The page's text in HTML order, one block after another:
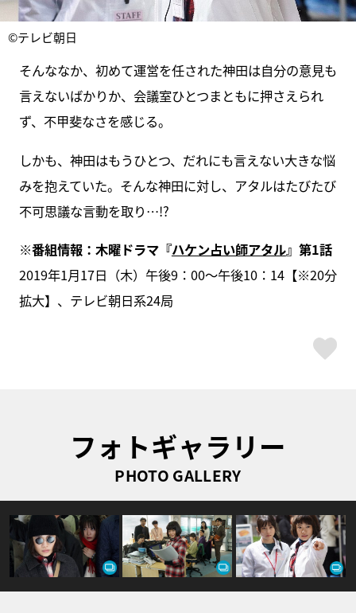
©テレビ朝日
そんななか、初めて運営を任された神田は自分の意見も
言えないばかりか、会議室ひとつまともに押さえられ
ず、不甲斐なさを感じる。
しかも、神田はもうひとつ、だれにも言えない大きな悩
みを抱えていた。そんな神田に対し、アタルはたびたび
不可思議な言動を取り…!?
※番組情報：木曜ドラマ『ハケン占い師アタル』第1話
2019年1月17日（木）午後9：00～午後10：14【※20分
拡大】、テレビ朝日系24局
フォトギャラリー
PHOTO GALLERY